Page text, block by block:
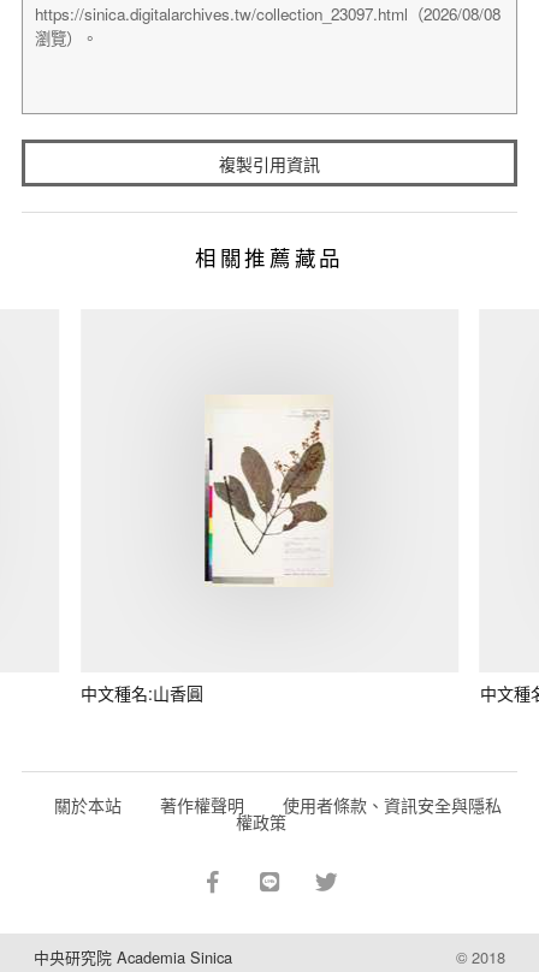
複製引用資訊
相關推薦藏品
中文種名:山香圓 中文種
關於本站 著作權聲明 使用者條款、資訊安全與隱私
權政策
中央研究院 Academia Sinica © 2018